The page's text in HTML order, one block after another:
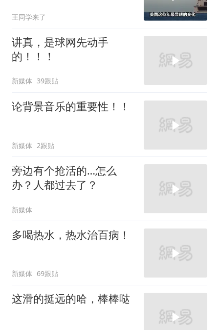
王同学来了
讲真，是球网先动手
的！！！
新媒体 39跟贴
论背景音乐的重要性！！
新媒体 2跟贴
旁边有个抢活的…怎么
办？人都过去了？
新媒体
多喝热水，热水治百病！
新媒体 69跟贴
这滑的挺远的哈，棒棒哒